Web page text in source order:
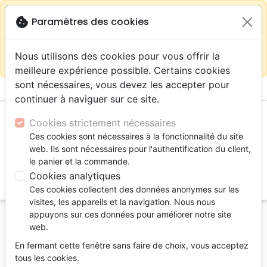
Continuer sur le site France close
warningSelon votre
localisation (États-
sur la boutique La Maison de la Bible Suisse
menu shopping_cart
Accueil
Jeunesse
La Bible à explorer
cookie Paramètres des cookies
Nous utilisons des cookies pour vous offrir la
meilleure expérience possible. Certains cookies
sont nécessaires, vous devez les accepter pour
continuer à naviguer sur ce site.
Cookies strictement nécessaires
Ces cookies sont nécessaires à la fonctionnalité du site
web. Ils sont nécessaires pour l'authentification du client,
le panier et la commande.
Cookies analytiques
Ces cookies collectent des données anonymes sur les
visites, les appareils et la navigation. Nous nous
appuyons sur ces données pour améliorer notre site
web.
En fermant cette fenêtre sans faire de choix, vous acceptez
tous les cookies.